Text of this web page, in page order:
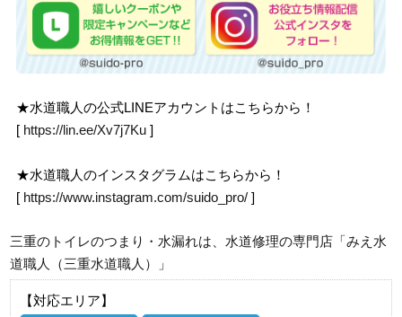
★水道職人の公式LINEアカウントはこちらから！
[ https://lin.ee/Xv7j7Ku ]
★水道職人のインスタグラムはこちらから！
[ https://www.instagram.com/suido_pro/ ]
三重のトイレのつまり・水漏れは、水道修理の専門店「みえ水
道職人（三重水道職人）」
【対応エリア】